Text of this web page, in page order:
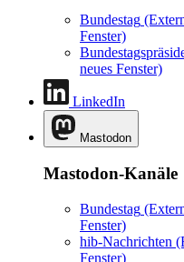
Bundestag
Fenster)
neues Fenster)
LinkedIn
Mastodon
Mastodon-Kanäle
Bundestag
Fenster)
hib-Nachrichten
Fenster)